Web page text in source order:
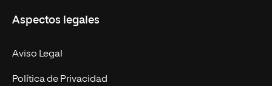
Doctorados
Experto Universitario
Postgrados
Facultades
Nuestro Equipo
Trabaja en UNIR
Aspectos legales
Aviso Legal
Política de Privacidad